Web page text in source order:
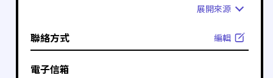
展開來源
聯絡方式 編輯
電子信箱